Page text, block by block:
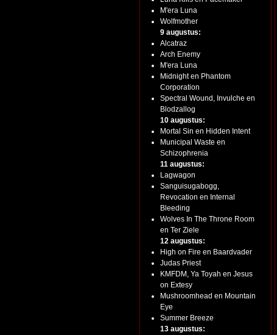
M'era Luna
Wolfmother
9 augustus:
Alcatraz
Arch Enemy
M'era Luna
Midnight en Phantom
Corporation
Spectral Wound, Invulche en
Blodzallog
10 augustus:
Mortal Sin en Hidden Intent
Municipal Waste en
Schizophrenia
11 augustus:
Lagwagon
Sanguisugabogg,
Revocation en Internal
Bleeding
Wolves In The Throne Room
en Ter Ziele
12 augustus:
High on Fire en Baardvader
Judas Priest
KMFDM, Ya Toyah en Jesus
on Extesy
Mushroomhead en Mountain
Eye
Summer Breeze
13 augustus: